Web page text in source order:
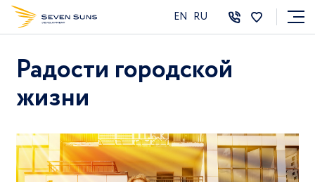
EN RU
Радости городской
жизни